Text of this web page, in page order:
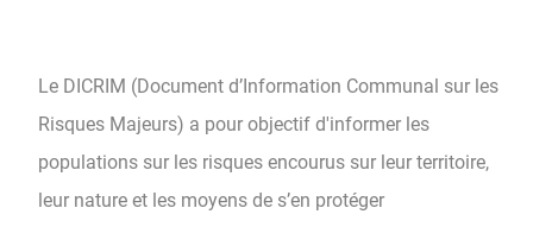
Le DICRIM (Document d’Information Communal sur les
Risques Majeurs) a pour objectif d'informer les
populations sur les risques encourus sur leur territoire,
leur nature et les moyens de s’en protéger